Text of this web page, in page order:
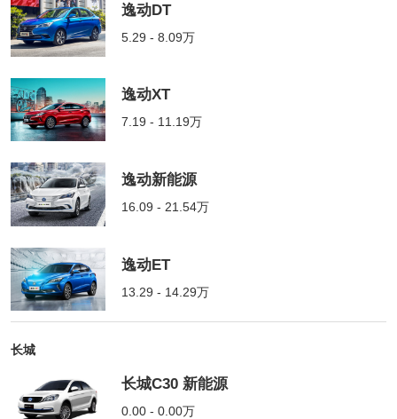
逸动DT
5.29 - 8.09万
逸动XT
7.19 - 11.19万
逸动新能源
16.09 - 21.54万
逸动ET
13.29 - 14.29万
长城
长城C30 新能源
0.00 - 0.00万